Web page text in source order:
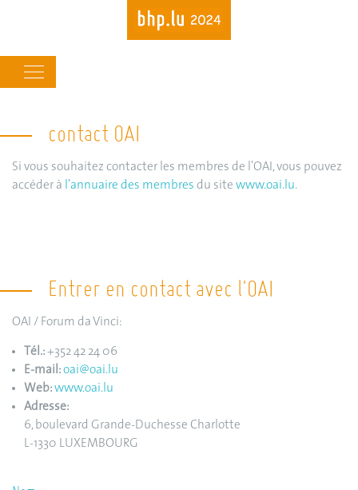
main
content
navigation
contact OAI
Si vous souhaitez contacter les membres de l'OAI, vous pouvez
accéder à l'annuaire des membres du site www.oai.lu.
Entrer en contact avec l'OAI
OAI / Forum da Vinci:
Tél.:+352 42 24 06
E-mail:oai@oai.lu
Web:www.oai.lu
Adresse:
6, boulevard Grande-Duchesse Charlotte
L-1330 LUXEMBOURG